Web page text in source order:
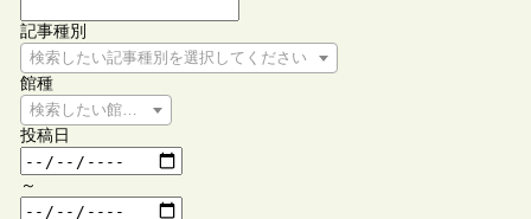
記事種別
検索したい記事種別を選択してください
館種
検索したい館種を選択してください
投稿日
～